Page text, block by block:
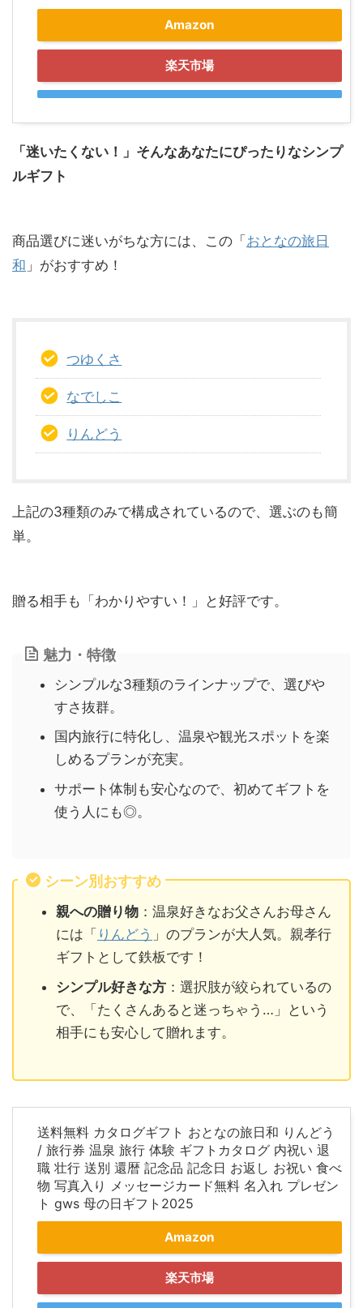
Amazon
楽天市場
「迷いたくない！」そんなあなたにぴったりなシンプ
ルギフト
商品選びに迷いがちな方には、この「おとなの旅日
和 」がおすすめ！
つゆくさ
なでしこ
りんどう
上記の3種類のみで構成されているので、選ぶのも簡
単。
贈る相手も「わかりやすい！」と好評です。
魅力・特徴
シンプルな3種類のラインナップで、選びや
すさ抜群。
国内旅行に特化し、温泉や観光スポットを楽
しめるプランが充実。
サポート体制も安心なので、初めてギフトを
使う人にも◎。
シーン別おすすめ
親への贈り物 ：温泉好きなお父さんお母さん
には「 りんどう 」のプランが大人気。親孝行
ギフトとして鉄板です！
シンプル好きな方 ：選択肢が絞られているの
で、「たくさんあると迷っちゃう…」という
相手にも安心して贈れます。
送料無料 カタログギフト おとなの旅日和 りんどう
/ 旅行券 温泉 旅行 体験 ギフトカタログ 内祝い 退
職 壮行 送別 還暦 記念品 記念日 お返し お祝い 食べ
物 写真入り メッセージカード無料 名入れ プレゼン
ト gws 母の日ギフト2025
Amazon
楽天市場